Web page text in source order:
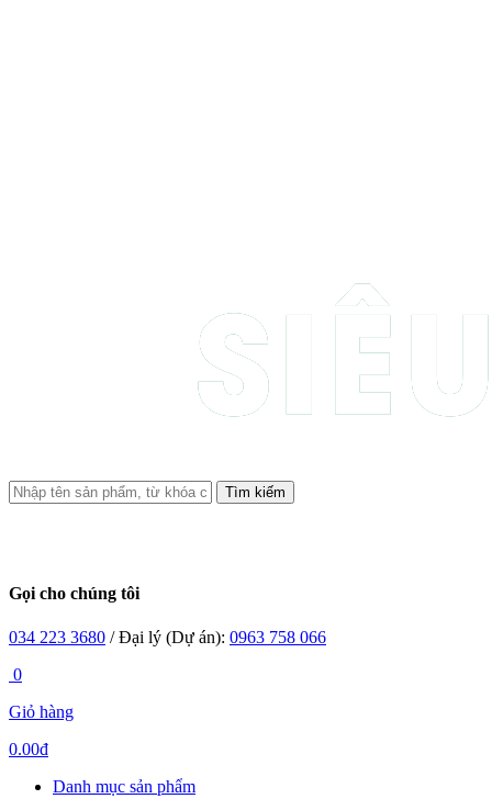
Tìm kiếm
Gọi cho chúng tôi
034 223 3680 / Đại lý (Dự án): 0963 758 066
0
Giỏ hàng
0.00đ
Danh mục sản phẩm